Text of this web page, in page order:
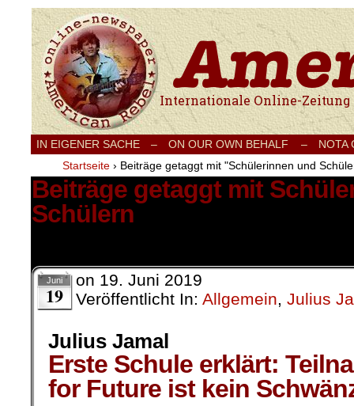
Internationale Onlinezeitung für Frieden,
IN EIGENER SACHE – ON OUR OWN BEHALF –
NOTA
Startseite › Beiträge getaggt mit "Schülerinnen und
Beiträge getaggt mit
Schülern
Juni
19
on 19. Juni 2019
Veröffentlicht In: Allgemein, Julius
Julius Jamal
Erste Schule erklärt:
for Future ist kein